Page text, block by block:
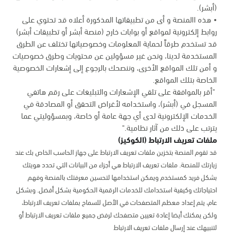
(أبشر).
• هذه االمنصة و أى من تطبيقاتها المذكورة أعلاه قد تحتوي على
روابط إلكترونية لمواقع أو بوابات خارج (منصة أبشر أو تطبيقات أبشر)
قد تستخدم طرقاً لحماية المعلومات وخصوصياتها تختلف عن الطرق
المستخدمة لدينا، ونحن غير مسؤولين عن محتويات وطرق خصوصيات
و أمن تلك المواقع الأخرى، وننصحك بالرجوع إلى إشعارات الخصوصية
الخاصة بتلك المواقع.
"أقر بالموافقة على تلقي الإشعارات والتبليغات على رقم هاتفي
المسجل في (أبشر)، واستخدامه لأغراض التحقق أو المصادقة في
الخدمات الإلكترونية لدى أي جهة عامة أو خاصة، وبمسؤوليتي عما
يترتب على ذلك من آثار نظامية."
ملفات تعريف الارتباط (الكوكيز)
قد تقوم المنصة بتخزين ملفات تعريف الارتباط على جهاز الحاسب الخاص بك عند
زيارتك للمنصة. ملفات تعريف الارتباط هي أجزاء من البيانات التي تحدد هويتك
بشكل فريد كمستخدم ويمكن استخدامها لتحسين معرفتك بالمنصة وفهم
احتياجاتك وكيفية استخدامك للخدمات الرقمية الحكومية بشكل أفضل. وبشكل
عام، يتم إعداد معظم المتصفحات في الأصل للسماح بملفات تعريف الارتباط،
ولكن يمكنك أيضا إعادة تعيين متصفحك لرفض جميع ملفات تعريف الارتباط أو
لتنبيهك عند إرسال ملفات تعريف الارتباط